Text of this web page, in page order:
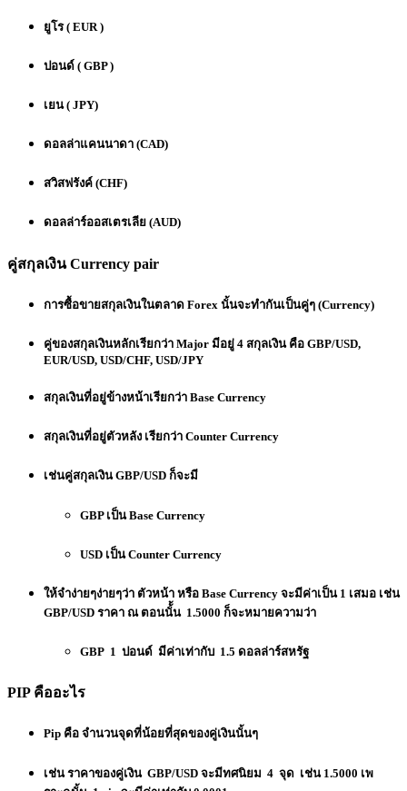
ยูโร ( EUR )
ปอนด์ ( GBP )
เยน ( JPY)
ดอลล่าแคนนาดา (CAD)
สวิสฟรังค์ (CHF)
ดอลล่าร์ออสเตรเลีย (AUD)
คู่สกุลเงิน Currency pair
การซื้อขายสกุลเงินในตลาด Forex นั้นจะทำกันเป็นคู่ๆ (Currency)
คู่ของสกุลเงินหลักเรียกว่า Major มีอยู่ 4 สกุลเงิน คือ GBP/USD,
EUR/USD, USD/CHF, USD/JPY
สกุลเงินที่อยู่ข้างหน้าเรียกว่า Base Currency
สกุลเงินที่อยู่ตัวหลัง เรียกว่า Counter Currency
เช่นคู่สกุลเงิน GBP/USD ก็จะมี
GBP เป็น Base Currency
USD เป็น Counter Currency
ให้จำง่ายๆง่ายๆว่า ตัวหน้า หรือ Base Currency จะมีค่าเป็น 1 เสมอ เช่น
GBP/USD ราคา ณ ตอนนั้้น 1.5000 ก็จะหมายความว่า
GBP 1 ปอนด์ มีค่าเท่ากับ 1.5 ดอลล่าร์สหรัฐ
PIP คืออะไร
Pip คือ จำนวนจุดที่น้อยที่สุดของคู่เงินนั้นๆ
เช่น ราคาของคู่เงิน GBP/USD จะมีทศนิยม 4 จุด เช่น 1.5000 เพ